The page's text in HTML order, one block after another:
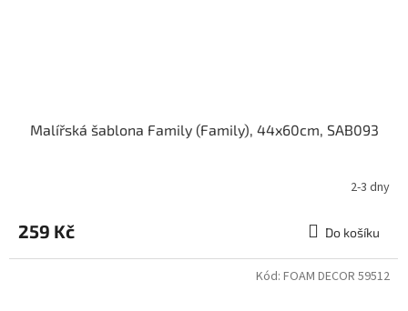
Malířská šablona Family (Family), 44x60cm, SAB093
2-3 dny
259 Kč Do košíku
Kód: FOAM DECOR 59512